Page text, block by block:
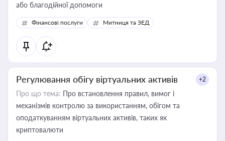
або благодійної допомоги
Фінансові послуги Митниця та ЗЕД
Регулювання обігу віртуальних активів +2
Про що тема: Про встановлення правил, вимог і
механізмів контролю за використанням, обігом та
оподаткуванням віртуальних активів, таких як
криптовалюти